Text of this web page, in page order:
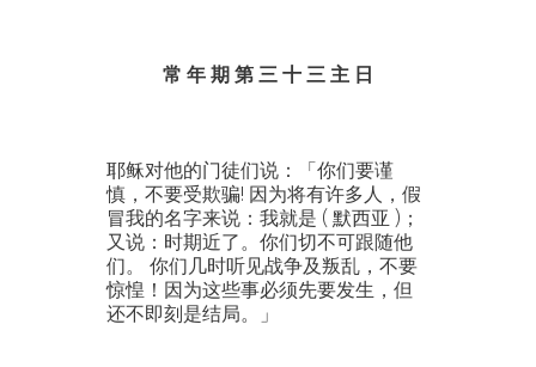
常 年 期 第 三 十 三 主 日
耶稣对他的门徒们说：「你们要谨
慎，不要受欺骗! 因为将有许多人，假
冒我的名字来说：我就是 ( 默西亚 )；
又说：时期近了。你们切不可跟随他
们。 你们几时听见战争及叛乱，不要
惊惶！因为这些事必须先要发生，但
还不即刻是结局。」